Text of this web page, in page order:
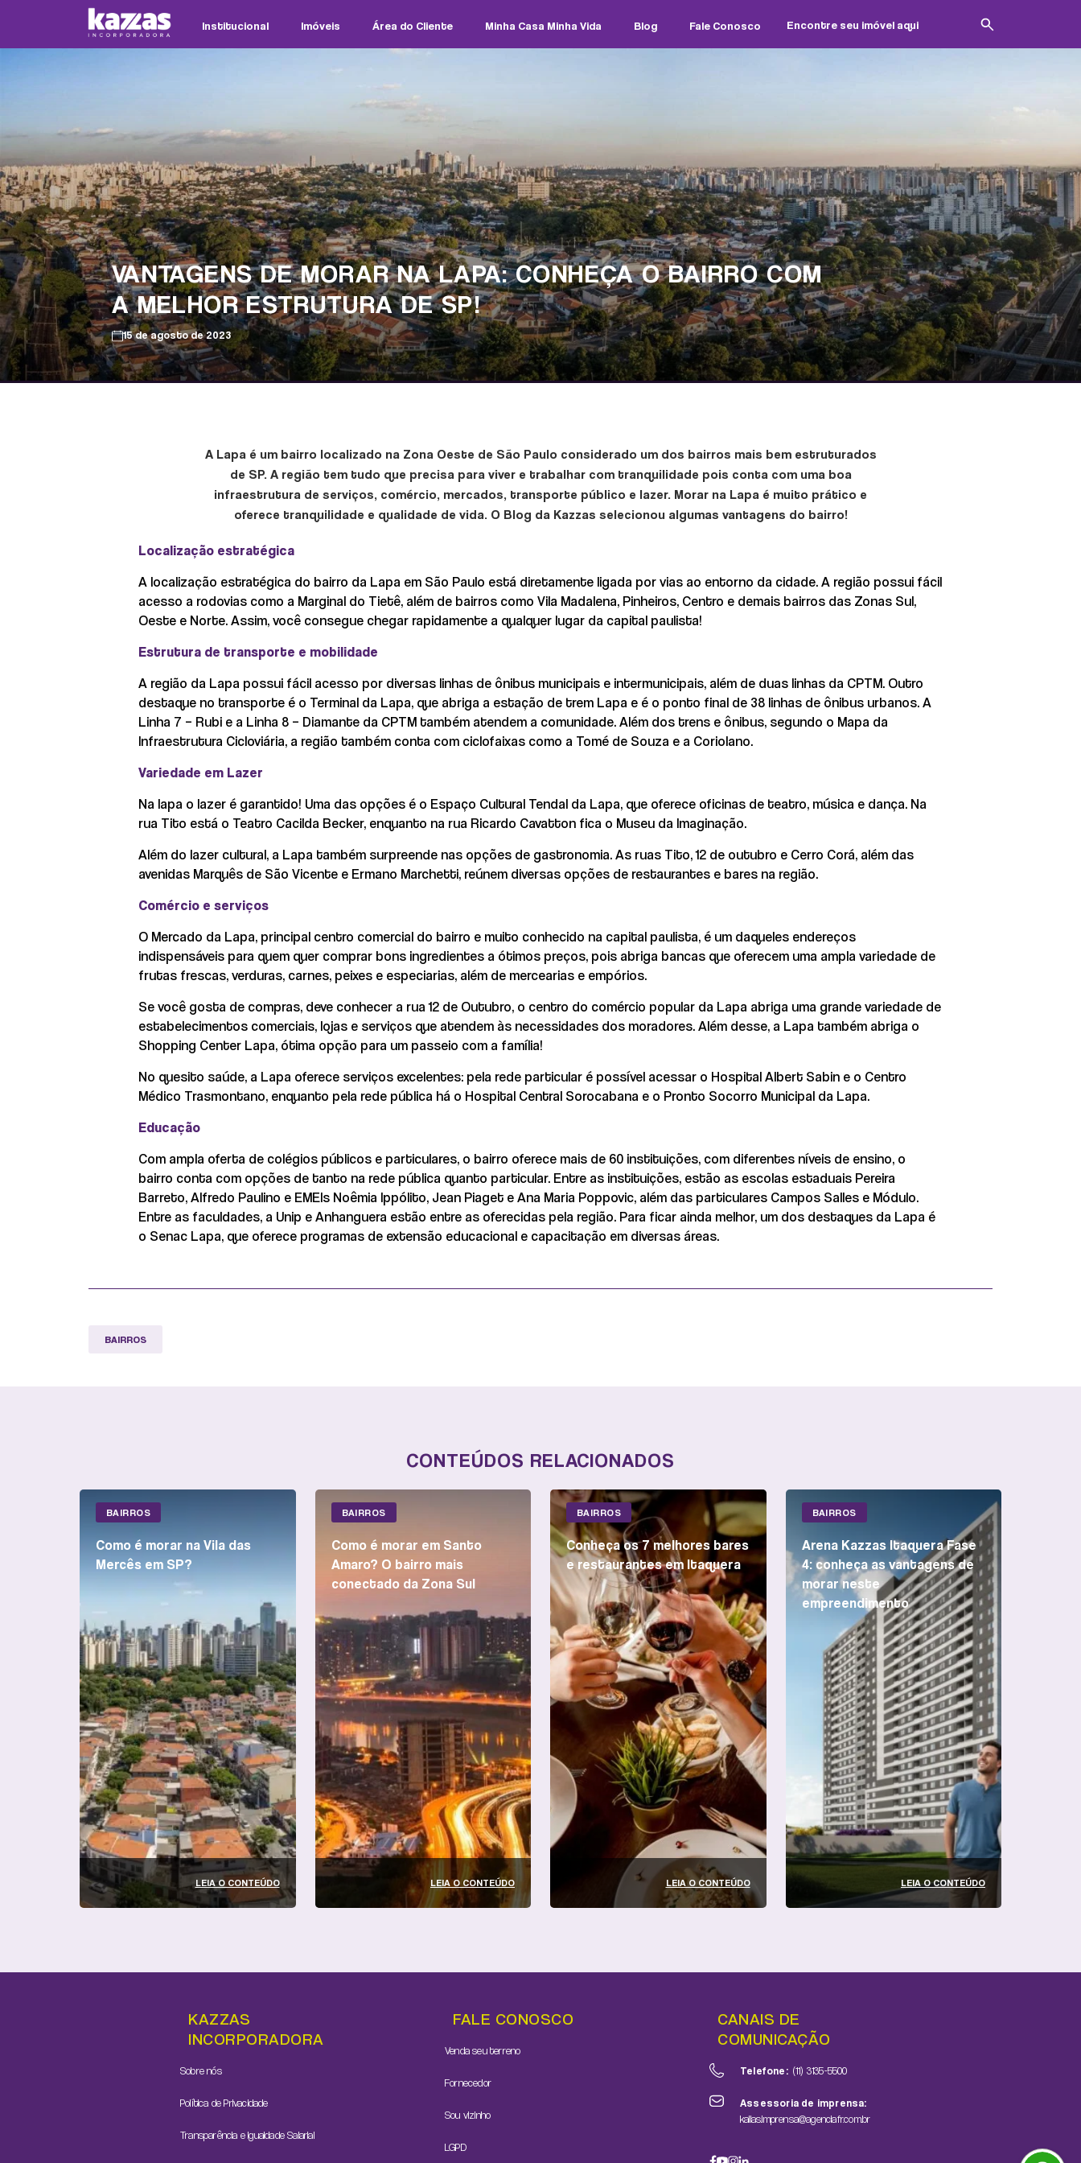
Institucional Imóveis Área do Cliente Minha Casa Minha Vida Blog Fale Conosco
VANTAGENS DE MORAR NA LAPA: CONHEÇA O BAIRRO COM
A MELHOR ESTRUTURA DE SP!
15 de agosto de 2023
A Lapa é um bairro localizado na Zona Oeste de São Paulo considerado um dos bairros mais bem estruturados
de SP. A região tem tudo que precisa para viver e trabalhar com tranquilidade pois conta com uma boa
infraestrutura de serviços, comércio, mercados, transporte público e lazer. Morar na Lapa é muito prático e
oferece tranquilidade e qualidade de vida. O Blog da Kazzas selecionou algumas vantagens do bairro!
Localização estratégica
A localização estratégica do bairro da Lapa em São Paulo está diretamente ligada por vias ao entorno da cidade. A região possui fácil
acesso a rodovias como a Marginal do Tietê, além de bairros como Vila Madalena, Pinheiros, Centro e demais bairros das Zonas Sul,
Oeste e Norte. Assim, você consegue chegar rapidamente a qualquer lugar da capital paulista!
Estrutura de transporte e mobilidade
A região da Lapa possui fácil acesso por diversas linhas de ônibus municipais e intermunicipais, além de duas linhas da CPTM. Outro
destaque no transporte é o Terminal da Lapa, que abriga a estação de trem Lapa e é o ponto final de 38 linhas de ônibus urbanos. A
Linha 7 – Rubi e a Linha 8 – Diamante da CPTM também atendem a comunidade. Além dos trens e ônibus, segundo o Mapa da
Infraestrutura Cicloviária, a região também conta com ciclofaixas como a Tomé de Souza e a Coriolano.
Variedade em Lazer
Na lapa o lazer é garantido! Uma das opções é o Espaço Cultural Tendal da Lapa, que oferece oficinas de teatro, música e dança. Na
rua Tito está o Teatro Cacilda Becker, enquanto na rua Ricardo Cavatton fica o Museu da Imaginação.
Além do lazer cultural, a Lapa também surpreende nas opções de gastronomia. As ruas Tito, 12 de outubro e Cerro Corá, além das
avenidas Marquês de São Vicente e Ermano Marchetti, reúnem diversas opções de restaurantes e bares na região.
Comércio e serviços
O Mercado da Lapa, principal centro comercial do bairro e muito conhecido na capital paulista, é um daqueles endereços
indispensáveis para quem quer comprar bons ingredientes a ótimos preços, pois abriga bancas que oferecem uma ampla variedade de
frutas frescas, verduras, carnes, peixes e especiarias, além de mercearias e empórios.
Se você gosta de compras, deve conhecer a rua 12 de Outubro, o centro do comércio popular da Lapa abriga uma grande variedade de
estabelecimentos comerciais, lojas e serviços que atendem às necessidades dos moradores. Além desse, a Lapa também abriga o
Shopping Center Lapa, ótima opção para um passeio com a família!
No quesito saúde, a Lapa oferece serviços excelentes: pela rede particular é possível acessar o Hospital Albert Sabin e o Centro
Médico Trasmontano, enquanto pela rede pública há o Hospital Central Sorocabana e o Pronto Socorro Municipal da Lapa.
Educação
Com ampla oferta de colégios públicos e particulares, o bairro oferece mais de 60 instituições, com diferentes níveis de ensino, o
bairro conta com opções de tanto na rede pública quanto particular. Entre as instituições, estão as escolas estaduais Pereira
Barreto, Alfredo Paulino e EMEIs Noêmia Ippólito, Jean Piaget e Ana Maria Poppovic, além das particulares Campos Salles e Módulo.
Entre as faculdades, a Unip e Anhanguera estão entre as oferecidas pela região. Para ficar ainda melhor, um dos destaques da Lapa é
o Senac Lapa, que oferece programas de extensão educacional e capacitação em diversas áreas.
BAIRROS
CONTEÚDOS RELACIONADOS
BAIRROS
Como é morar na Vila das
Mercês em SP?
LEIA O CONTEÚDO
BAIRROS
Como é morar em Santo
Amaro? O bairro mais
conectado da Zona Sul
LEIA O CONTEÚDO
BAIRROS
Conheça os 7 melhores bares
e restaurantes em Itaquera
LEIA O CONTEÚDO
BAIRROS
Arena Kazzas Itaquera Fase
4: conheça as vantagens de
morar neste
empreendimento
LEIA O CONTEÚDO
KAZZAS
INCORPORADORA
Sobre nós
Política de Privacidade
Transparência e Igualdade Salarial
FALE CONOSCO
Venda seu terreno
Fornecedor
Sou vizinho
LGPD
CANAIS DE
COMUNICAÇÃO
Telefone: (11) 3135-5500
Assessoria de imprensa:
kallas.imprensa@agenciafr.com.br